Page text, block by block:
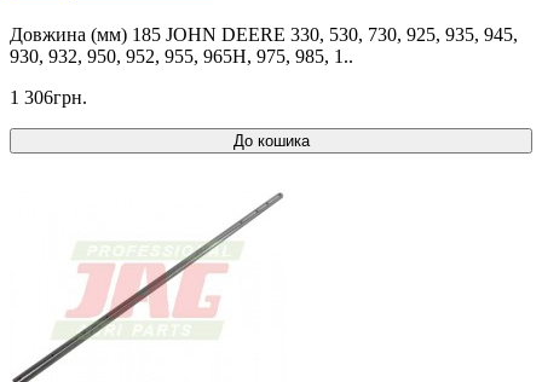
Довжина (мм) 185 JOHN DEERE 330, 530, 730, 925, 935, 945,
930, 932, 950, 952, 955, 965H, 975, 985, 1..
1 306грн.
До кошика